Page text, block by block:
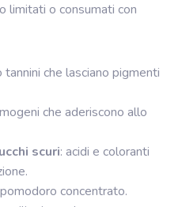
limitati o consumati con
tannini che lasciano pigmenti
che aderiscono allo
scuri: acidi e coloranti
pomodoro concentrato.